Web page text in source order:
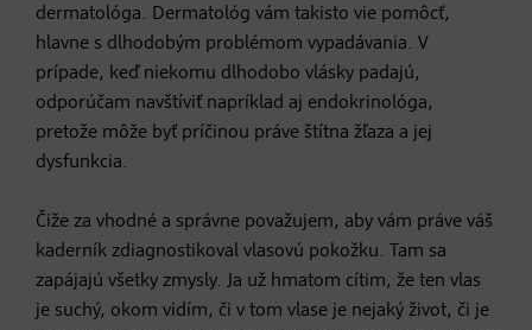
dermatológa. Dermatológ vám takisto vie pomôcť,
hlavne s dlhodobým problémom vypadávania. V
prípade, keď niekomu dlhodobo vlásky padajú,
odporúčam navštíviť napríklad aj endokrinológa,
pretože môže byť príčinou práve štítna žľaza a jej
dysfunkcia.
Čiže za vhodné a správne považujem, aby vám práve váš
kaderník zdiagnostikoval vlasovú pokožku. Tam sa
zapájajú všetky zmysly. Ja už hmatom cítim, že ten vlas
je suchý, okom vidím, či v tom vlase je nejaký život, či je